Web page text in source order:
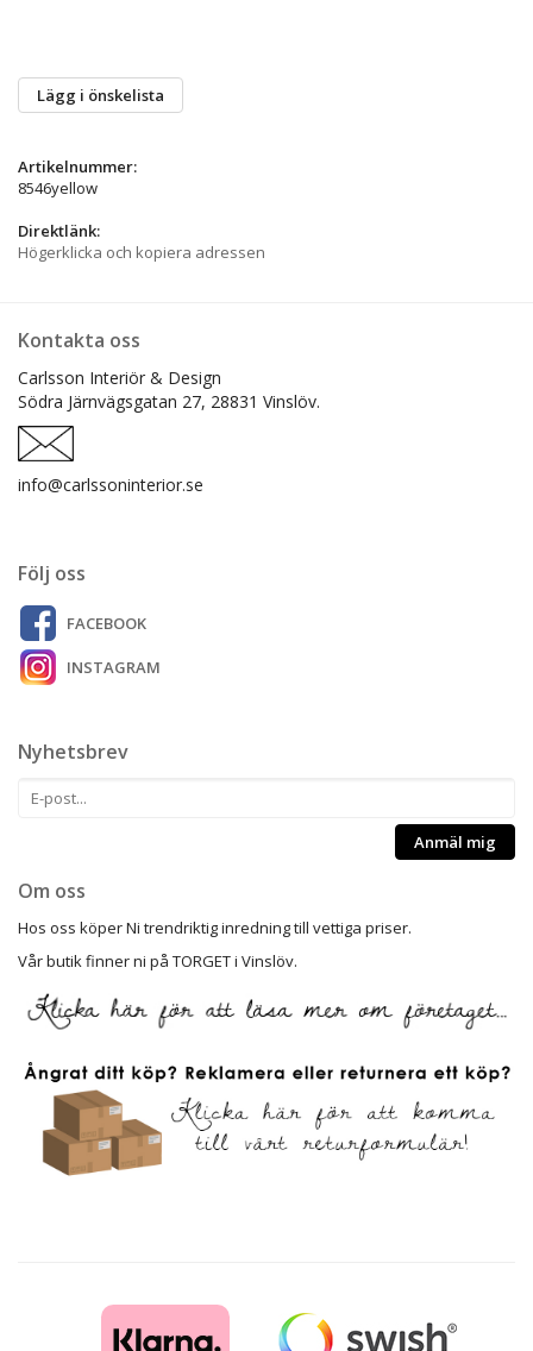
Lägg i önskelista
Artikelnummer:
8546yellow
Direktlänk:
Högerklicka och kopiera adressen
Kontakta oss
Carlsson Interiör & Design
Södra Järnvägsgatan 27, 28831 Vinslöv.
info@carlssoninterior.se
Följ oss
FACEBOOK
INSTAGRAM
Nyhetsbrev
Anmäl mig
Om oss
Hos oss köper Ni trendriktig inredning till vettiga priser.
Vår butik finner ni på TORGET i Vinslöv.